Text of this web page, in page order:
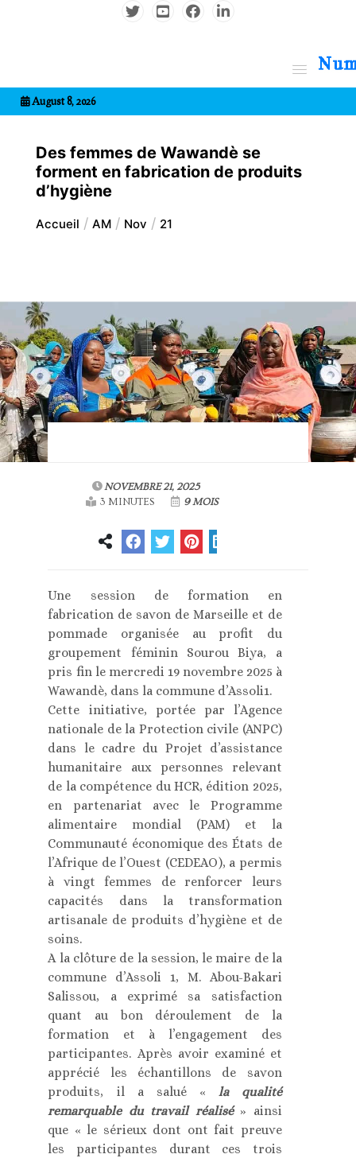
August 8, 2026
Des femmes de Wawandè se
forment en fabrication de produits
d’hygiène
Accueil AM Nov 21
NOVEMBRE 21, 2025
3 MINUTES
9 MOIS
Une session de formation en
fabrication de savon de Marseille et de
pommade organisée au profit du
groupement féminin Sourou Biya, a
pris fin le mercredi 19 novembre 2025 à
Wawandè, dans la commune d’Assoli1.
Cette initiative, portée par l’Agence
nationale de la Protection civile (ANPC)
dans le cadre du Projet d’assistance
humanitaire aux personnes relevant
de la compétence du HCR, édition 2025,
en partenariat avec le Programme
alimentaire mondial (PAM) et la
Communauté économique des États de
l’Afrique de l’Ouest (CEDEAO), a permis
à vingt femmes de renforcer leurs
capacités dans la transformation
artisanale de produits d’hygiène et de
soins.
A la clôture de la session, le maire de la
commune d’Assoli 1, M. Abou-Bakari
Salissou, a exprimé sa satisfaction
quant au bon déroulement de la
formation et à l’engagement des
participantes. Après avoir examiné et
apprécié les échantillons de savon
produits, il a salué « la qualité
remarquable du travail réalisé » ainsi
que « le sérieux dont ont fait preuve
les participantes durant ces trois